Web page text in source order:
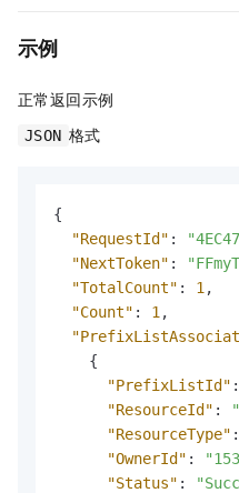
示例
正常返回示例
JSON 格式
{
"RequestId" :
"NextToken" :
"TotalCount" : 1 ,
"Count" : 1 ,
{
"PrefixListId" :
"ResourceId" :
"ResourceType" :
"OwnerId" :
"Status" :